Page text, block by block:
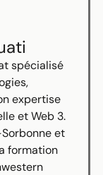
spécialisé
expertise
et Web 3.
et
formation